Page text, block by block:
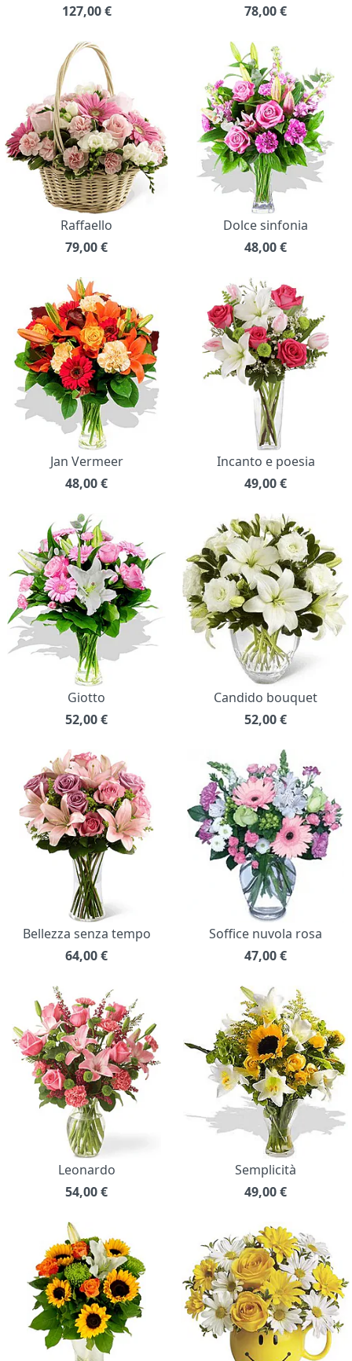
127,00 €
78,00€
Raffaello
79,00€
Dolce sinfonia
48,00€
Jan Vermeer
48,00€
Incanto e poesia
49,00€
Giotto
52,00€
Candido bouquet
52,00€
Bellezza senza tempo
64,00€
Soffice nuvola rosa
47,00€
Leonardo
54,00€
Semplicità
49,00€